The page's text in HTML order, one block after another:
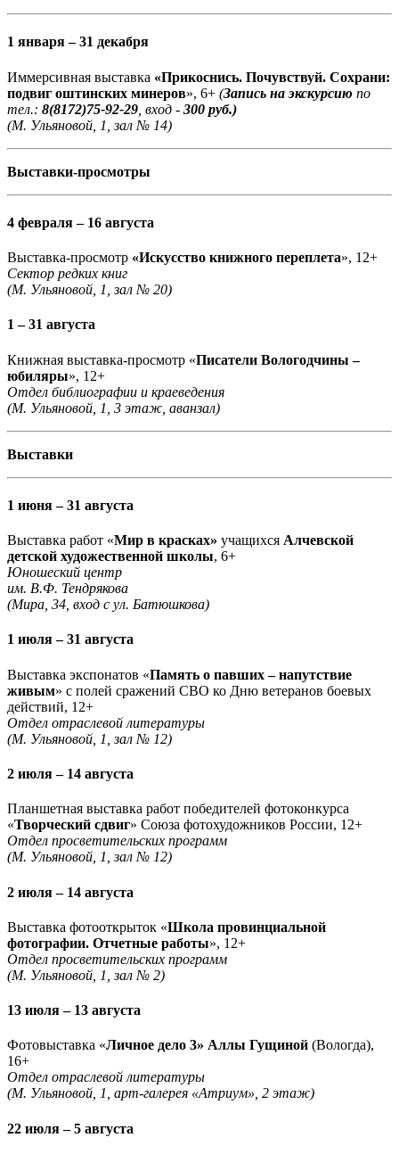
1 января – 31 декабря
Иммерсивная выставка «Прикоснись. Почувствуй. Сохрани:
подвиг оштинских минеров», 6+ (Запись на экскурсию по
тел.: 8(8172)75-92-29 , вход - 300 руб.)
(М. Ульяновой, 1, зал № 14)
Выставки-просмотры
4 февраля – 16 августа
Выставка-просмотр «Искусство книжного переплета», 12+
Сектор редких книг
(М. Ульяновой, 1, зал № 20)
1 – 31 августа
Книжная выставка-просмотр «Писатели Вологодчины –
юбиляры», 12+
Отдел библиографии и краеведения
(М. Ульяновой, 1, 3 этаж, аванзал)
Выставки
1 июня – 31 августа
Выставка работ «Мир в красках» учащихся Алчевской
детской художественной школы, 6+
Юношеский центр
им. В.Ф. Тендрякова
(Мира, 34, вход с ул. Батюшкова)
1 июля – 31 августа
Выставка экспонатов «Память о павших – напутствие
живым» с полей сражений СВО ко Дню ветеранов боевых
действий, 12+
Отдел отраслевой литературы
(М. Ульяновой, 1, зал № 12)
2 июля – 14 августа
Планшетная выставка работ победителей фотоконкурса
«Творческий сдвиг» Союза фотохудожников России, 12+
Отдел просветительских программ
(М. Ульяновой, 1, зал № 12)
2 июля – 14 августа
Выставка фотооткрыток «Школа провинциальной
фотографии. Отчетные работы», 12+
Отдел просветительских программ
(М. Ульяновой, 1, зал № 2)
13 июля – 13 августа
Фотовыставка «Личное дело 3» Аллы Гущиной (Вологда),
16+
Отдел отраслевой литературы
(М. Ульяновой, 1, арт-галерея «Атриум», 2 этаж)
22 июля – 5 августа